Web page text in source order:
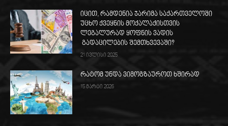
იცით, რამდენია ჯარიმა საქართველოში
უცხო ქვეყნის მოქალაქისთვის
ლეგალურად ყოფნის ვადის
გადაცილების შემთხვევაში?
21 ივლისი 2025
რატომ უნდა ვიმოგზაუროთ ხშირად
15 მარტი 2026